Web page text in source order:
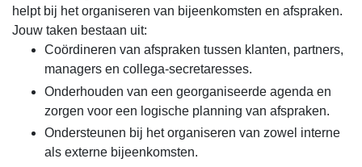
helpt bij het organiseren van bijeenkomsten en afspraken.
Jouw taken bestaan uit:
Coördineren van afspraken tussen klanten, partners,
managers en collega-secretaresses.
Onderhouden van een georganiseerde agenda en
zorgen voor een logische planning van afspraken.
Ondersteunen bij het organiseren van zowel interne
als externe bijeenkomsten.